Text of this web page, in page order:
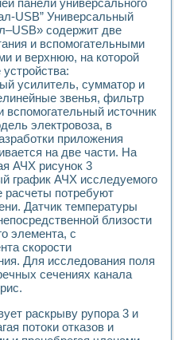
панели универсального
USB” Универсальный
содержит две
и вспомогательными
и верхнюю, на которой
усилитель, сумматор и
звенья, фильтр
вспомогательный источник
электровоза, в
приложения
на две части. На
АЧХ рисунок 3
график АЧХ исследуемого
расчеты потребуют
Датчик температуры
близости
элемента, с
скорости
Для исследования поля
сечениях канала
раскрыву рупора 3 и
потоки отказов и